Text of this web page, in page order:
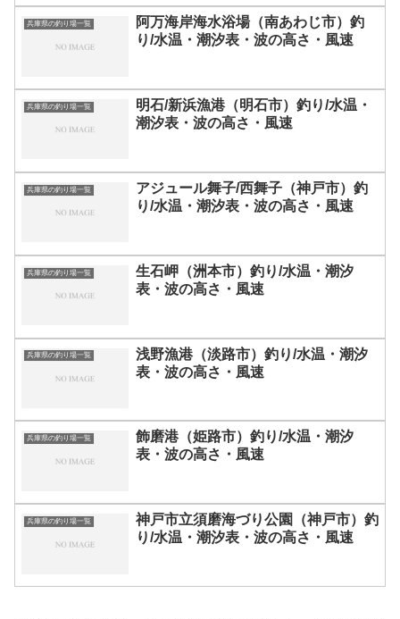
兵庫県の釣り場一覧
阿万海岸海水浴場（南あわじ市）釣
り/水温・潮汐表・波の高さ・風速
兵庫県の釣り場一覧
明石/新浜漁港（明石市）釣り/水温・
潮汐表・波の高さ・風速
兵庫県の釣り場一覧
アジュール舞子/西舞子（神戸市）釣
り/水温・潮汐表・波の高さ・風速
兵庫県の釣り場一覧
生石岬（洲本市）釣り/水温・潮汐
表・波の高さ・風速
兵庫県の釣り場一覧
浅野漁港（淡路市）釣り/水温・潮汐
表・波の高さ・風速
兵庫県の釣り場一覧
飾磨港（姫路市）釣り/水温・潮汐
表・波の高さ・風速
兵庫県の釣り場一覧
神戸市立須磨海づり公園（神戸市）釣
り/水温・潮汐表・波の高さ・風速